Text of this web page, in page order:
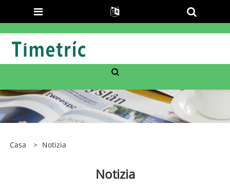
Casa > Notizia
Notizia